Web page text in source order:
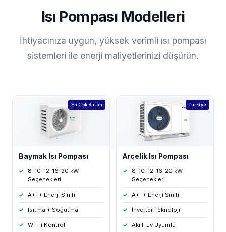
Isı Pompası Modelleri
İhtiyacınıza uygun, yüksek verimli ısı pompası
sistemleri ile enerji maliyetlerinizi düşürün.
En Çok Satan
Baymak Isı Pompası
8-10-12-16-20 kW
Seçenekleri
A+++ Enerji Sınıfı
Isıtma + Soğutma
Wi-Fi Kontrol
Türkiye
Arçelik Isı Pompası
8-10-12-16-20 kW
Seçenekleri
A+++ Enerji Sınıfı
Inverter Teknoloji
Akıllı Ev Uyumlu